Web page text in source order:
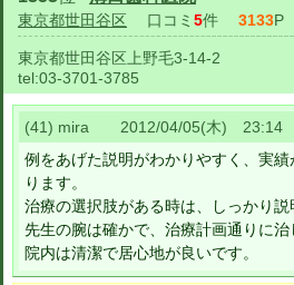
東京都世田谷区 口コミ 5件 3133P
東京都世田谷区上野毛3-14-2
tel:03-3701-3785
(41) mira 2012/04/05(木) 23:14
例をあげた説明がわかりやすく、実
ります。
治療の選択肢がある時は、しっかり説
先生の腕は確かで、治療計画通りに治
院内は清潔で居心地が良いです。